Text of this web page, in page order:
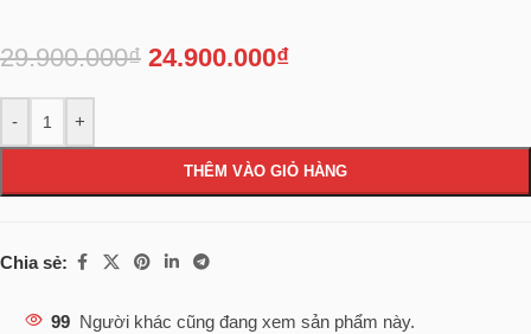
29.900.000₫ 24.900.000₫
- +
THÊM VÀO GIỎ HÀNG
Chia sẻ:
99 Người khác cũng đang xem sản phẩm này.